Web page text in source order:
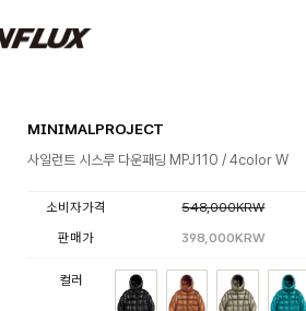
MINIMALPROJECT
사일런트 시스루 다운패딩 MPJ110 / 4color W
소비자가격
548,000KRW
판매가
398,000KRW
컬러